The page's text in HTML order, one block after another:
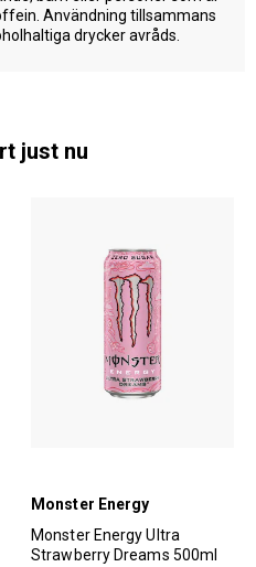
Användning tillsammans
drycker avråds.
just nu
Monster Energy
Monster Energy Ultra
Strawberry Dreams 500ml